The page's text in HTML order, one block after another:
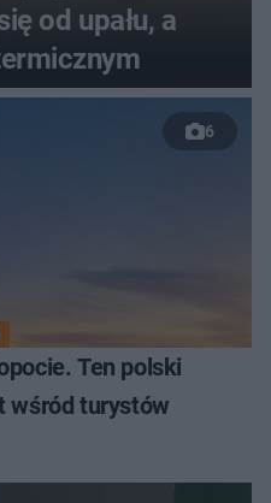
od upału, a
6
Ten polski
wśród turystów